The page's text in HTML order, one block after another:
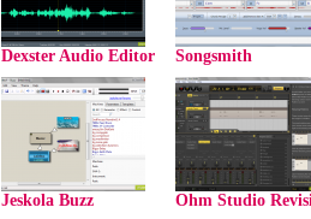
Dexster Audio Editor Songsmith
Jeskola Buzz Ohm Studio